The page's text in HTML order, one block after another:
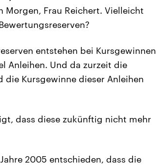
Morgen, Frau Reichert. Vielleicht
entstehen bei Kursgewinnen
Anleihen. Und da zurzeit die
die Kursgewinne dieser Anleihen
dass diese zukünftig nicht mehr
2005 entschieden, dass die